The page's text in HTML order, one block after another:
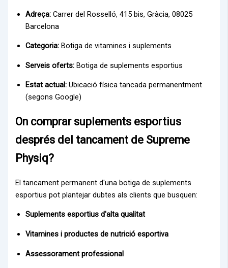
Adreça: Carrer del Rosselló, 415 bis, Gràcia, 08025
Barcelona
Categoria: Botiga de vitamines i suplements
Serveis oferts: Botiga de suplements esportius
Estat actual: Ubicació física tancada permanentment
(segons Google)
On comprar suplements esportius
després del tancament de Supreme
Physiq?
El tancament permanent d'una botiga de suplements
esportius pot plantejar dubtes als clients que busquen:
Suplements esportius d'alta qualitat
Vitamines i productes de nutrició esportiva
Assessorament professional